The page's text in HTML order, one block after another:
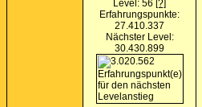
Level: 56 [?]
Erfahrungspunkte:
27.410.337
Nächster Level:
30.430.899